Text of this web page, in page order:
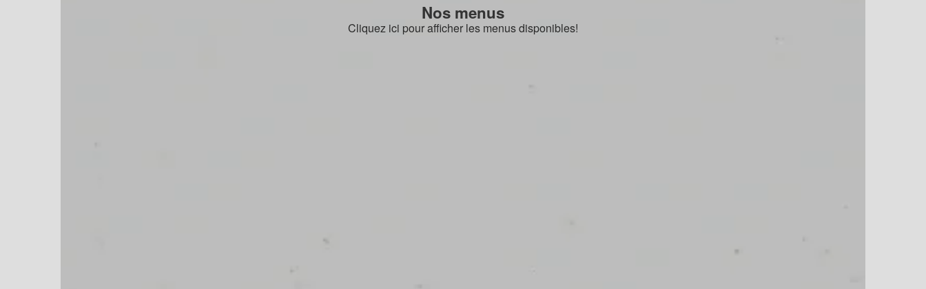
Nos menus
Cliquez ici pour afficher les menus disponibles!